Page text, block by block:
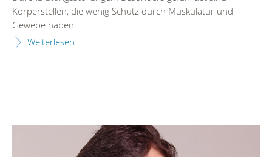
Körperstellen, die wenig Schutz durch Muskulatur und
Gewebe haben.
Weiterlesen